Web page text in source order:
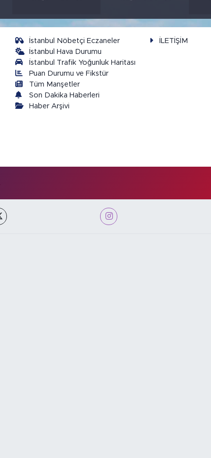
İstanbul Nöbetçi Eczaneler
İstanbul Hava Durumu
İstanbul Trafik Yoğunluk Haritası
Puan Durumu ve Fikstür
Tüm Manşetler
Son Dakika Haberleri
Haber Arşivi
İLETİŞİM